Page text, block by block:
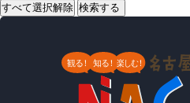
すべて選択解除 検索する